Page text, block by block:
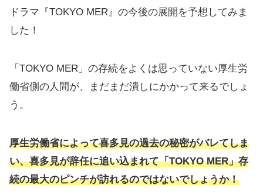
ドラマ『TOKYO MER』の今後の展開を予想してみま
した！
「TOKYO MER」の存続をよくは思っていない厚生労
働省側の人間が、まだまだ潰しにかかって来るでしょ
う。
厚生労働省によって喜多見の過去の秘密がバレてしま
い、喜多見が辞任に追い込まれて「TOKYO MER」存
続の最大のピンチが訪れるのではないでしょうか！